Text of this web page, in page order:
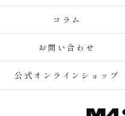
コラム
お問い合わせ
公式オンラインショップ